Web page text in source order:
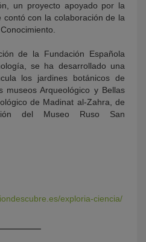
un proyecto apoyado por la
contó con la colaboración de la
de la Fundación Española
se ha desarrollado una
los jardines botánicos de
museos Arqueológico y Bellas
de Madinat al-Zahra, de
del Museo Ruso San
exploria-ciencia/